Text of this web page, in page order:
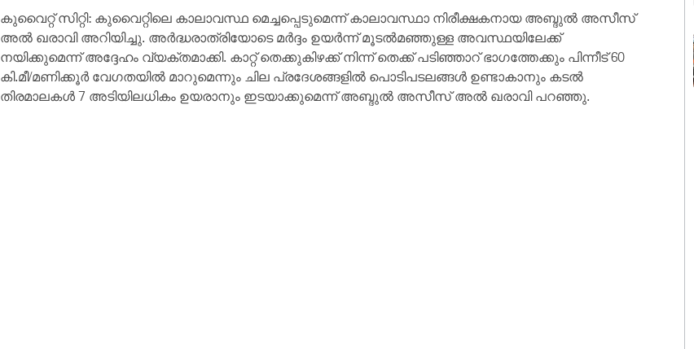
കുവൈറ്റ് സിറ്റി: കുവൈറ്റിലെ കാലാവസ്ഥ മെച്ചപ്പെടുമെന്ന് കാലാവസ്ഥാ നിരീക്ഷകനായ അബ്ദുൽ അസീസ്
അൽ ഖരാവി അറിയിച്ചു. അർദ്ധരാത്രിയോടെ മർദ്ദം ഉയർന്ന് മൂടൽമഞ്ഞുള്ള അവസ്ഥയിലേക്ക്
നയിക്കുമെന്ന് അദ്ദേഹം വ്യക്തമാക്കി. കാറ്റ് തെക്കുകിഴക്ക് നിന്ന് തെക്ക് പടിഞ്ഞാറ് ഭാഗത്തേക്കും പിന്നീട് 60
കി.മീ/മണിക്കൂർ വേഗതയിൽ മാറുമെന്നും ചില പ്രദേശങ്ങളിൽ പൊടിപടലങ്ങൾ ഉണ്ടാകാനും കടൽ
തിരമാലകൾ 7 അടിയിലധികം ഉയരാനും ഇടയാക്കുമെന്ന് അബ്ദുൽ അസീസ് അൽ ഖരാവി പറഞ്ഞു.